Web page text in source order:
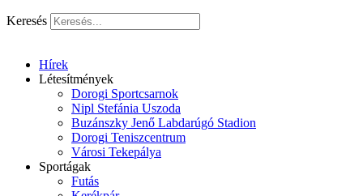
Keresés
Hírek
Létesítmények
Dorogi Sportcsarnok
Nipl Stefánia Uszoda
Buzánszky Jenő Labdarúgó Stadion
Dorogi Teniszcentrum
Városi Tekepálya
Sportágak
Futás